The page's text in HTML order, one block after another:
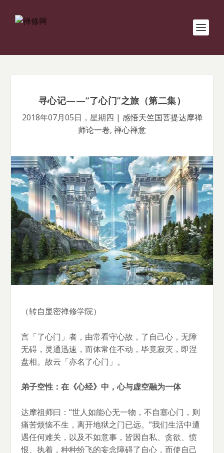
寻心记——“了心门”之旅（第二集）
2018年07月05日，星期四 | 感悟天竺国菩提达摩禅
师论一卷, 禅心禅意
（转自显密禅修学院）
言「了心门」者，由常看守心故，了自己心，无障
无碍，灵通迅速，而体常住不动，毕竟寂灭，即涅
盘相。故云「亦名了心门」。
弟子空性：在《心经》中，心与虚空融为一体
达摩祖师曰：“世人如能心无一物，不自塞心门，则
痛苦烦恼不生，离开地狱之门已远。”我们生活中遭
遇任何难关，以及不如意事，皆因自私、贪欲、愤
恨、执着，种种纷飞的妄念障碍了自心，而使自己